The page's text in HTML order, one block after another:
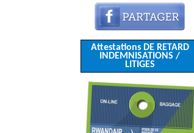
Attestations DE RETARD
INDEMNISATIONS /
LITIGES